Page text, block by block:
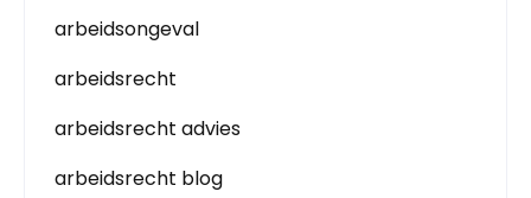
arbeidsongeval
arbeidsrecht
arbeidsrecht advies
arbeidsrecht blog